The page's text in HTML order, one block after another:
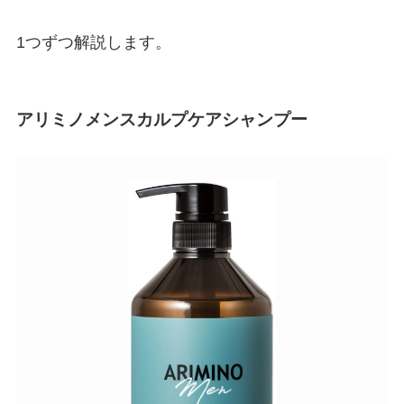
1つずつ解説します。
アリミノメンスカルプケアシャンプー